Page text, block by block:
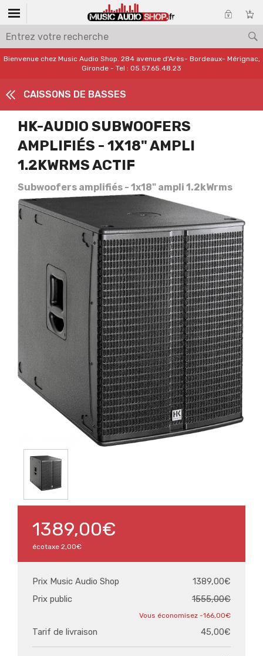
Bienvenue chez Music Audio Shop. 284 avenue d'Arès- Bordeaux- Mérignac,
Gironde - Tel : 05.57.65.48.23
CAISSONS DE BASSES
HK-AUDIO SUBWOOFERS
AMPLIFIÉS - 1X18" AMPLI
1.2KWRMS ACTIF
Subwoofers amplifiés - 1x18" ampli 1.2kWrms
1389,00€
écotaxe 2,00€
Prix Music Audio Shop
1389,00€
Prix public
1555,00€
-166,00€
Tarif de livraison 45,00€